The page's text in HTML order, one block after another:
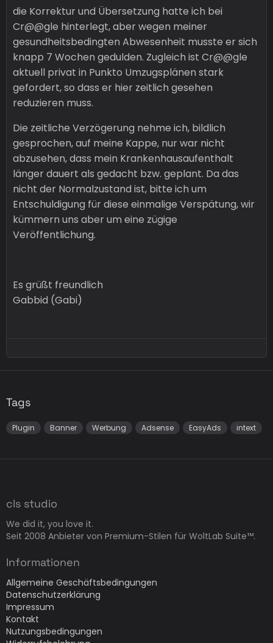
die Korrektur und Übersetzung hatte ich bei
Cr@@gle hinterlegt, aber wegen meiner
gesundheitsbedingten Abwesenheit musste er sich
knapp 7 Wochen gedulden. Zugleich ist Cr@@gle
aktuell privat in Punkto Umzugsplänen stark
gefordert, so dass er hier zeitlich gesehen
reduzieren muss.
Die zeitliche Verzögerung nehme ich, bildlich
gesprochen, auf meine Kappe, nur war nicht
abzusehen, dass mein Krankenhausaufenthalt
länger dauert als gedacht bzw. geplant. Da das
nicht der Normalzustand ist, bitte ich um
Entschuldigung für diese einmalige Verspätung, wir
kümmern uns aber um eine zügige
Veröffentlichung.
Es grüßt freundlich
Gabbid (Gabi)
Tags
Plugin Banner Werbung Adsense EasyAds intext
cls studio
We did it, you love it.
Seit 2008 Anbieter von Premium-Stilen für WoltLab Suite™.
Informationen
Allgemeine Geschäftsbedingungen
Datenschutzerklärung
Impressum
Kontakt
Nutzungsbedingungen